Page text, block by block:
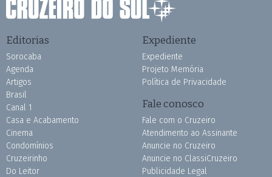
Editorias
Sorocaba
Agenda
Artigos
Brasil
Canal 1
Casa e Acabamento
Cinema
Condomínios
Cruzeirinho
Do Leitor
Expediente
Expediente
Projeto Memória
Política de Privacidade
Fale conosco
Fale com o Cruzeiro
Atendimento ao Assinante
Anuncie no Cruzeiro
Anuncie no ClassiCruzeiro
Publicidade Legal